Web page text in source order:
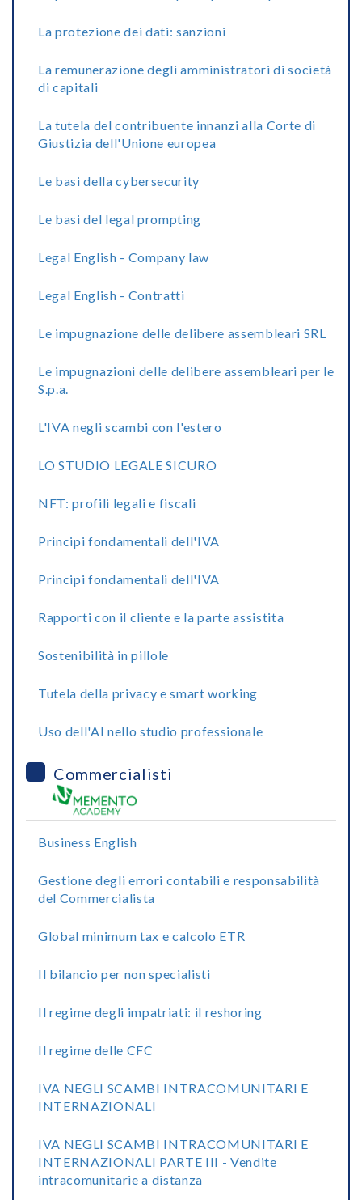
La protezione dei dati: sanzioni
La remunerazione degli amministratori di società
di capitali
La tutela del contribuente innanzi alla Corte di
Giustizia dell'Unione europea
Le basi della cybersecurity
Le basi del legal prompting
Legal English - Company law
Legal English - Contratti
Le impugnazione delle delibere assembleari SRL
Le impugnazioni delle delibere assembleari per le
S.p.a.
L'IVA negli scambi con l'estero
LO STUDIO LEGALE SICURO
NFT: profili legali e fiscali
Principi fondamentali dell'IVA
Principi fondamentali dell'IVA
Rapporti con il cliente e la parte assistita
Sostenibilità in pillole
Tutela della privacy e smart working
Uso dell'AI nello studio professionale
Commercialisti
Business English
Gestione degli errori contabili e responsabilità
del Commercialista
Global minimum tax e calcolo ETR
Il bilancio per non specialisti
Il regime degli impatriati: il reshoring
Il regime delle CFC
IVA NEGLI SCAMBI INTRACOMUNITARI E
INTERNAZIONALI
IVA NEGLI SCAMBI INTRACOMUNITARI E
INTERNAZIONALI PARTE III - Vendite
intracomunitarie a distanza